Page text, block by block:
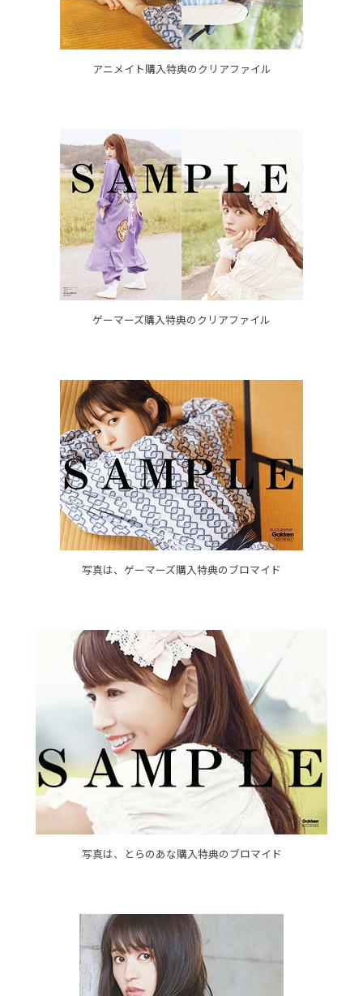
アニメイト購入特典のクリアファイル
ゲーマーズ購入特典のクリアファイル
写真は、ゲーマーズ購入特典のブロマイド
写真は、とらのあな購入特典のブロマイド